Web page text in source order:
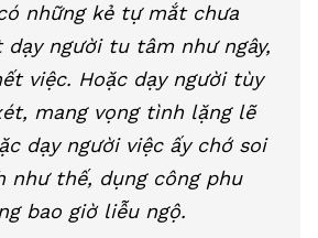
những kẻ tự mắt chưa
dạy người tu tâm như ngây,
việc. Hoặc dạy người tùy
mang vọng tình lặng lẽ
dạy người việc ấy chớ soi
như thế, dụng công phu
bao giờ liễu ngộ.